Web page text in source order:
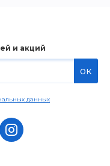
и акций
ок
данных